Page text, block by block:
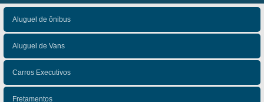
Aluguel de ônibus
Aluguel de Vans
Carros Executivos
Fretamentos